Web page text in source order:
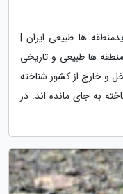
ها طبیعی ایران |
ها طبیعی و تاریخی
و خارج از کشور شناخته
به جای مانده اند. در